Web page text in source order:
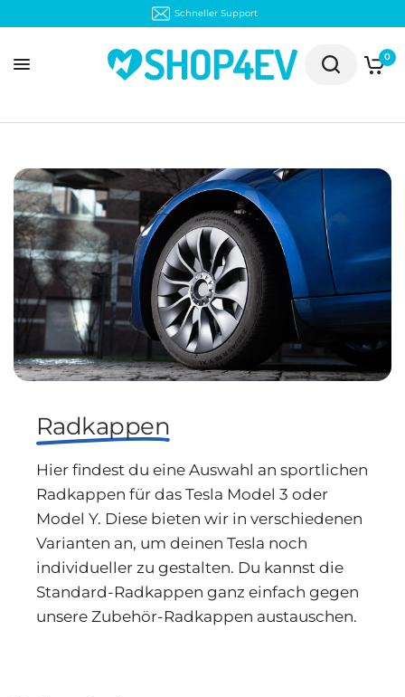
Schneller Support
0
Radkappen
Hier findest du eine Auswahl an sportlichen
Radkappen für das Tesla Model 3 oder
Model Y. Diese bieten wir in verschiedenen
Varianten an, um deinen Tesla noch
individueller zu gestalten. Du kannst die
Standard-Radkappen ganz einfach gegen
unsere Zubehör-Radkappen austauschen.